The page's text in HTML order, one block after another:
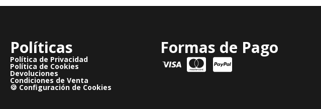
Políticas
Política de Privacidad
Política de Cookies
Devoluciones
Condiciones de Venta
🍪 Configuración de Cookies
Formas de Pago